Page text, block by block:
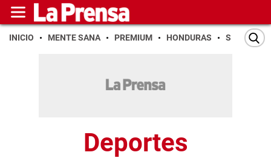
INICIO MENTE SANA PREMIUM HONDURAS SAN PEDRO
Deportes